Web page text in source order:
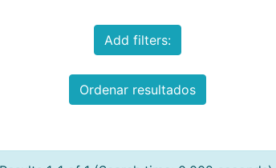
Add filters:
Ordenar resultados